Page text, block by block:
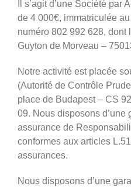
Il s’agit d’une Société par
de 4 000€, immatriculée
numéro 802 992 628, dont
Guyton de Morveau –
Notre activité est placée
(Autorité de Contrôle
place de Budapest – CS
09. Nous disposons d’une
assurance de
conformes aux articles
assurances.
Nous disposons d’une